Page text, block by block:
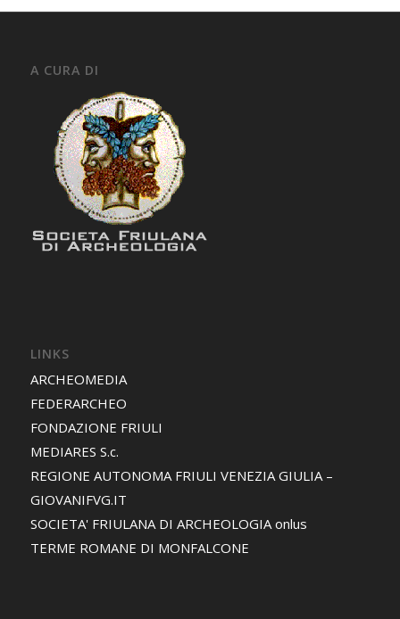
A CURA DI
LINKS
ARCHEOMEDIA
FEDERARCHEO
FONDAZIONE FRIULI
MEDIARES S.c.
REGIONE AUTONOMA FRIULI VENEZIA GIULIA –
GIOVANIFVG.IT
SOCIETA' FRIULANA DI ARCHEOLOGIA onlus
TERME ROMANE DI MONFALCONE